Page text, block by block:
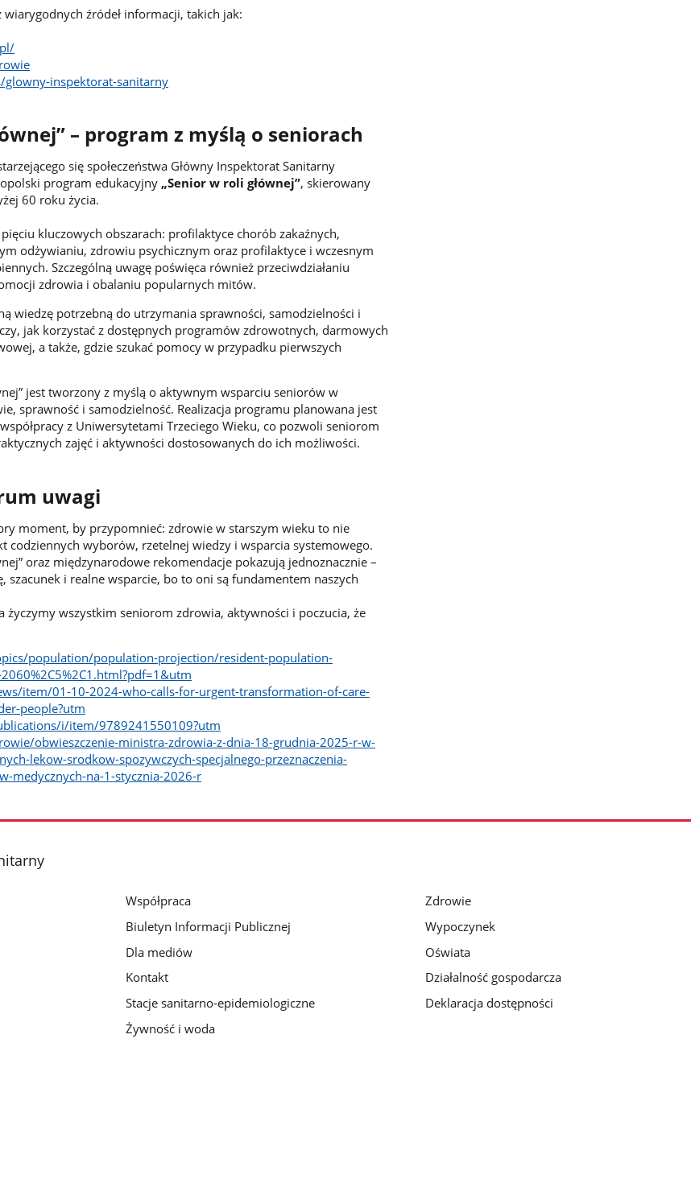
źródeł informacji, takich jak:
inspektorat-sanitarny
– program z myślą o seniorach
się społeczeństwa Główny Inspektorat Sanitarny
program edukacyjny„Senior w roli głównej”, skierowany
60 roku życia.
kluczowych obszarach: profilaktyce chorób zakaźnych,
odżywianiu, zdrowiu psychicznym oraz profilaktyce i wczesnym
Szczególną uwagę poświęca również przeciwdziałaniu
zdrowia i obalaniu popularnych mitów.
wiedzę potrzebną do utrzymania sprawności, samodzielności i
jak korzystać z dostępnych programów zdrowotnych, darmowych
a także, gdzie szukać pomocy w przypadku pierwszych
jest tworzony z myślą o aktywnym wsparciu seniorów w
sprawność i samodzielność. Realizacja programu planowana jest
z Uniwersytetami Trzeciego Wieku, co pozwoli seniorom
zajęć i aktywności dostosowanych do ich możliwości.
uwagi
moment, by przypomnieć: zdrowie w starszym wieku to nie
codziennych wyborów, rzetelnej wiedzy i wsparcia systemowego.
oraz międzynarodowe rekomendacje pokazują jednoznacznie –
szacunek i realne wsparcie, bo to oni są fundamentem naszych
życzymy wszystkim seniorom zdrowia, aktywności i poczucia, że
population/population-projection/resident-population-
item/01-10-2024-who-calls-for-urgent-transformation-of-care-
people?utm
i/item/9789241550109?utm
obwieszczenie-ministra-zdrowia-z-dnia-18-grudnia-2025-r-w-
lekow-srodkow-spozywczych-specjalnego-przeznaczenia-
medycznych-na-1-stycznia-2026-r
Współpraca
Biuletyn Informacji Publicznej
Dla mediów
Kontakt
Stacje sanitarno-epidemiologiczne
Żywność i woda
Zdrowie
Wypoczynek
Oświata
Działalność gospodarcza
Deklaracja dostępności